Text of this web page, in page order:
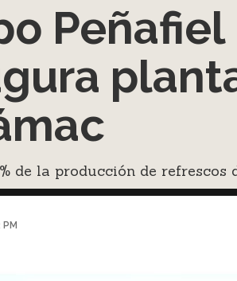
Peñafiel
de la producción de refrescos